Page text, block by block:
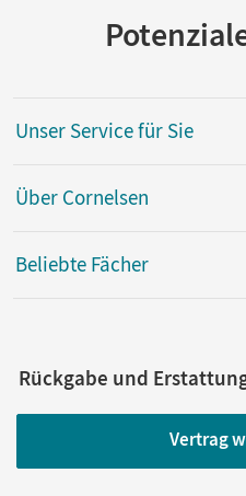
Unser Service für Sie
Über Cornelsen
Beliebte Fächer
Rückgabe und
Vertrag